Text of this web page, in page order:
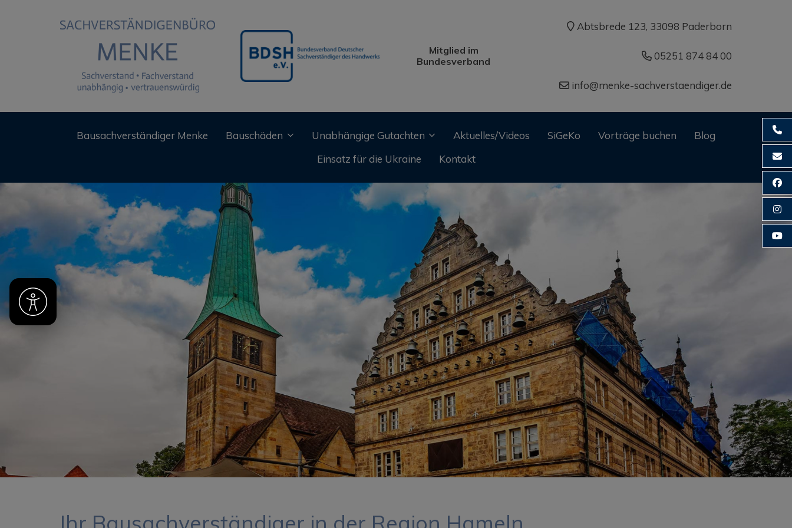
Mitglied im
Bundesverband
Abtsbrede 123, 33098 Paderborn
05251 874 84 00
info@menke-sachverstaendiger.de
Bausachverständiger Menke Bauschäden Unabhängige Gutachten Aktuelles/Videos SiGeKo Vorträge buchen
Blog
Einsatz für die Ukraine
Kontakt